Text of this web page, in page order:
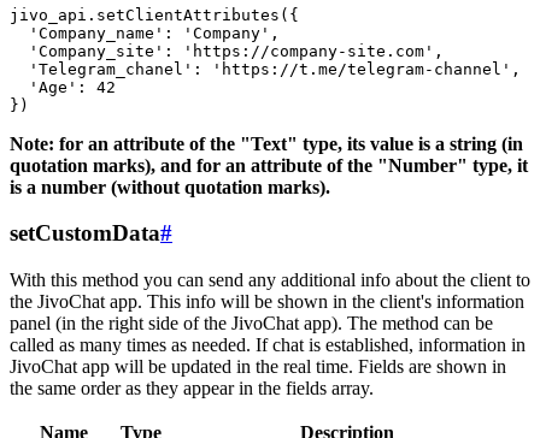
jivo_api.setClientAttributes({
  'Company_name': 'Company',
  'Company_site': 'https://company-site.com',
  'Telegram_chanel': 'https://t.me/telegram-channel',
  'Age': 42
Note: for an attribute of the "Text" type, its value is a string (in
quotation marks), and for an attribute of the "Number" type, it
is a number (without quotation marks).
setCustomData#
With this method you can send any additional info about the client to
the JivoChat app. This info will be shown in the client's information
panel (in the right side of the JivoChat app). The method can be
called as many times as needed. If chat is established, information in
JivoChat app will be updated in the real time. Fields are shown in
the same order as they appear in the fields array.
Name Type
Description